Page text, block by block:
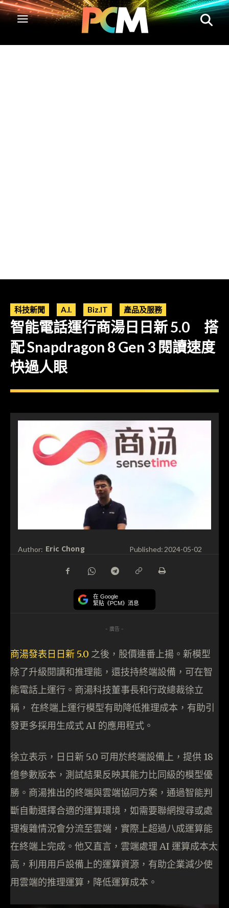
科技新聞 A.I. Biz.IT 產品及服務
智能電話運行商湯日日新 5.0 搭
配 Snapdragon 8 Gen 3 閱讀速度
快過人眼
Author: Eric Chong Published: 2024-05-02
在 Google
緊貼《PCM》消息
- 廣告 -
商湯發表日日新 5.0 之後，股價連番上揚。新模型
除了升級閱讀和推理能，還技持終端設備，可在智
能電話上運行。商湯科技董事長和行政總裁徐立
稱， 在終端上運行模型有助降低推理成本，有助引
發更多採用生成式 AI 的應用程式。
徐立表示，日日新 5.0 可用於終端設備上，提供 18
億參數版本，測試結果反映其能力比同級的模型優
勝。商湯推出的終端與雲端協同方案，通過智能判
斷自動選擇合適的運算環境，如需要聯網搜尋或處
理複雜情況會分流至雲端，實際上超過八成運算能
在終端上完成。他又直言，雲端處理 AI 運算成本太
高，利用用戶設備上的運算資源，有助企業減少使
用雲端的推理運算，降低運算成本。